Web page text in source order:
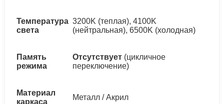
Температура
света
3200K (теплая), 4100K
(нейтральная), 6500K (холодная)
Память
режима
Отсутствует (цикличное
переключение)
Материал
каркаса
Металл / Акрил